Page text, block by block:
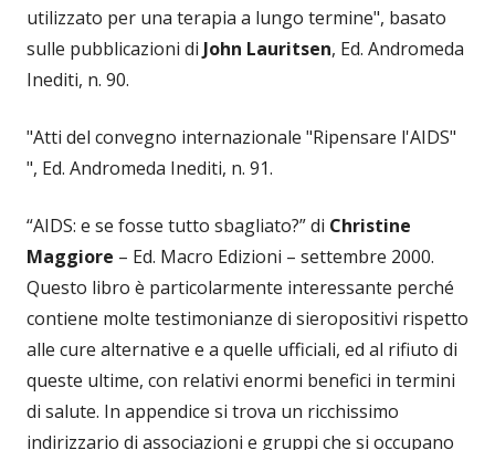
utilizzato per una terapia a lungo termine", basato
sulle pubblicazioni di John Lauritsen, Ed. Andromeda
Inediti, n. 90.
"Atti del convegno internazionale "Ripensare l'AIDS"
", Ed. Andromeda Inediti, n. 91.
“AIDS: e se fosse tutto sbagliato?” di Christine
Maggiore – Ed. Macro Edizioni – settembre 2000.
Questo libro è particolarmente interessante perché
contiene molte testimonianze di sieropositivi rispetto
alle cure alternative e a quelle ufficiali, ed al rifiuto di
queste ultime, con relativi enormi benefici in termini
di salute. In appendice si trova un ricchissimo
indirizzario di associazioni e gruppi che si occupano